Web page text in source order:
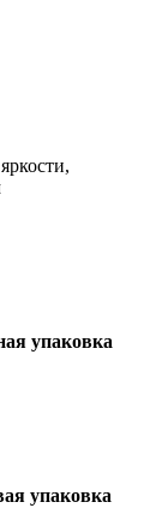
упаковка
упаковка